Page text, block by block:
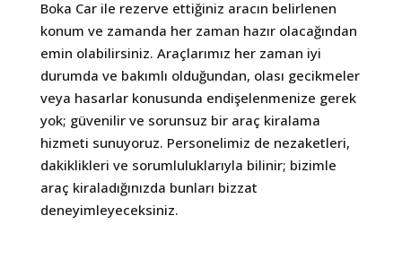
Boka Car ile rezerve ettiğiniz aracın belirlenen
konum ve zamanda her zaman hazır olacağından
emin olabilirsiniz. Araçlarımız her zaman iyi
durumda ve bakımlı olduğundan, olası gecikmeler
veya hasarlar konusunda endişelenmenize gerek
yok; güvenilir ve sorunsuz bir araç kiralama
hizmeti sunuyoruz. Personelimiz de nezaketleri,
dakiklikleri ve sorumluluklarıyla bilinir; bizimle
araç kiraladığınızda bunları bizzat
deneyimleyeceksiniz.